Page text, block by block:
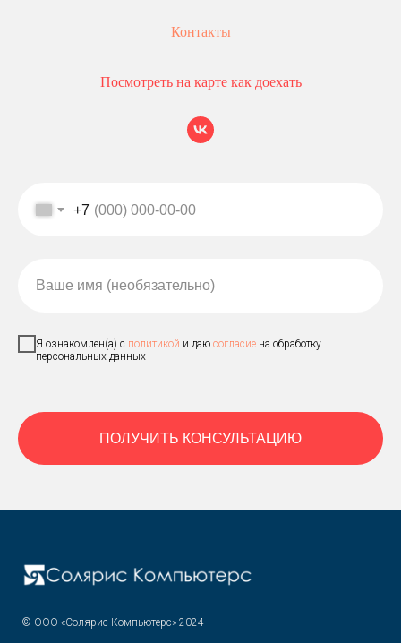
Контакты
Посмотреть на карте как доехать
+7
Ваше имя (необязательно)
Я ознакомлен(а) с политикой и даю согласие на обработку
персональных данных
ПОЛУЧИТЬ КОНСУЛЬТАЦИЮ
© ООО «Солярис Компьютерс» 2024